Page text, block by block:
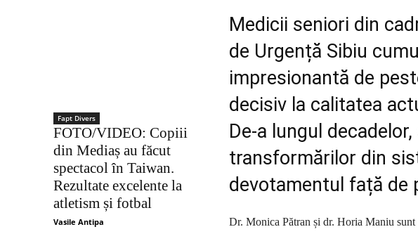
Fapt Divers
FOTO/VIDEO: Copiii
din Mediaș au făcut
spectacol în Taiwan.
Rezultate excelente la
atletism și fotbal
Vasile Antipa
Medicii seniori din
de Urgență Sibiu
impresionantă de
decisiv la calitatea
De-a lungul
transformărilor din
devotamentul față de
Dr. Monica Pătran și dr. Horia Maniu